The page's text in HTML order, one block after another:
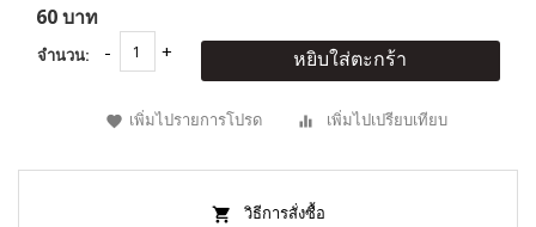
60 บาท
จำนวน: หยิบใส่ตะกร้า
เพิ่มไปรายการโปรด เพิ่มไปเปรียบเทียบ
วิธีการสั่งซื้อ